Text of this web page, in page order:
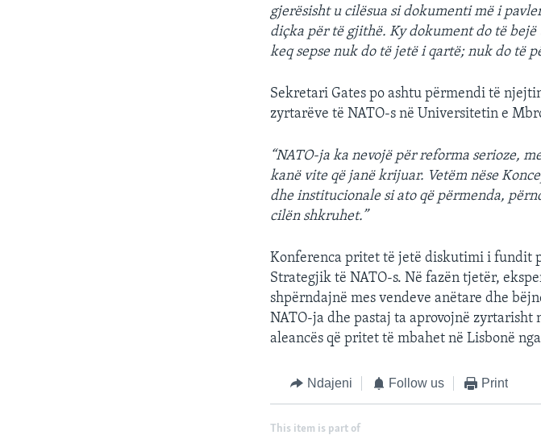
gjerësisht u cilësua si dokumenti më i
diçka për të gjithë. Ky dokument do të
keq sepse nuk do të jetë i qartë; nuk do të
Sekretari Gates po ashtu përmendi të
zyrtarëve të NATO-s në Universitetin e
“NATO-ja ka nevojë për reforma serioze,
kanë vite që janë krijuar. Vetëm nëse
dhe institucionale si ato që përmenda,
cilën shkruhet.”
Konferenca pritet të jetë diskutimi i fundit
Strategjik të NATO-s. Në fazën tjetër,
shpërndajnë mes vendeve anëtare dhe
NATO-ja dhe pastaj ta aprovojnë
aleancës që pritet të mbahet në Lisbonë
Ndajeni Follow us Print
This item is part of